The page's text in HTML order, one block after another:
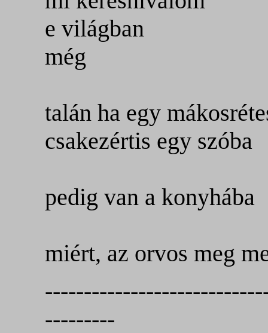
e világban
még
talán ha egy
csakezértis egy szóba
pedig van a konyhába
miért, az orvos meg
---------